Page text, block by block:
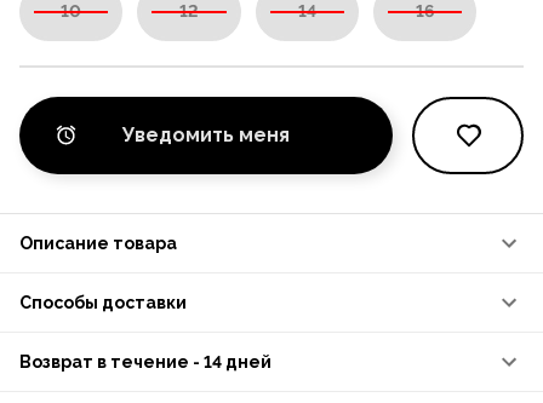
10 12 14 16
Уведомить меня
Описание товара
Способы доставки
Возврат в течение - 14 дней